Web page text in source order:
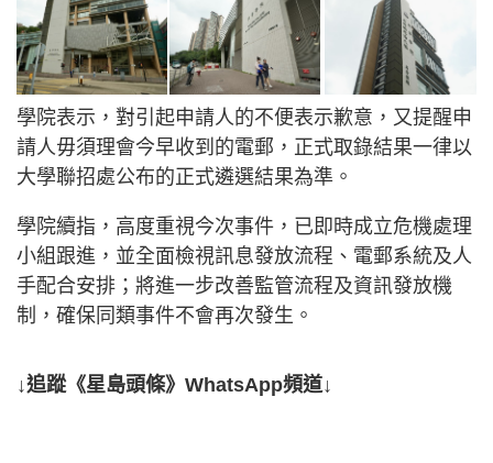
學院表示，對引起申請人的不便表示歉意，又提醒申
請人毋須理會今早收到的電郵，正式取錄結果一律以
大學聯招處公布的正式遴選結果為準。
學院續指，高度重視今次事件，已即時成立危機處理
小組跟進，並全面檢視訊息發放流程、電郵系統及人
手配合安排；將進一步改善監管流程及資訊發放機
制，確保同類事件不會再次發生。
↓追蹤《星島頭條》WhatsApp頻道↓